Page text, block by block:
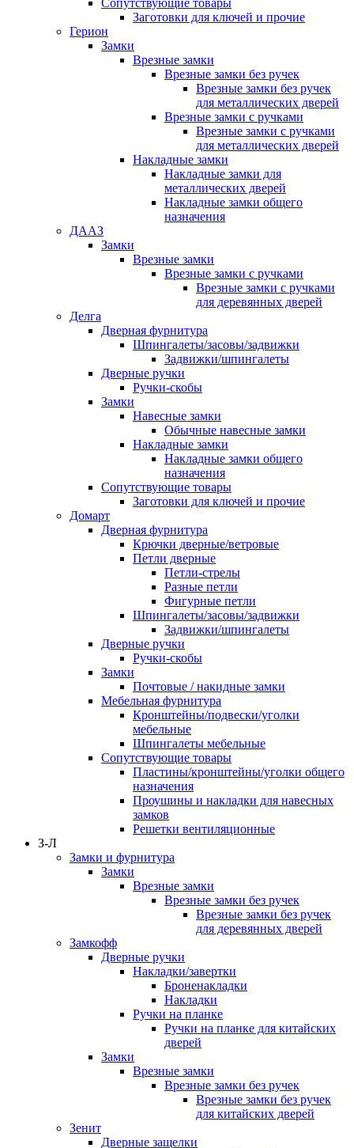
Сопутствующие товары
Заготовки для ключей и прочие
Герион
Замки
Врезные замки
Врезные замки без ручек
Врезные замки без ручек
для металлических дверей
Врезные замки с ручками
Врезные замки с ручками
для металлических дверей
Накладные замки
Накладные замки для
металлических дверей
Накладные замки общего
назначения
ДААЗ
Замки
Врезные замки
Врезные замки с ручками
Врезные замки с ручками
для деревянных дверей
Делга
Дверная фурнитура
Шпингалеты/засовы/задвижки
Задвижки/шпингалеты
Дверные ручки
Ручки-скобы
Замки
Навесные замки
Обычные навесные замки
Накладные замки
Накладные замки общего
назначения
Сопутствующие товары
Заготовки для ключей и прочие
Домарт
Дверная фурнитура
Крючки дверные/ветровые
Петли дверные
Петли-стрелы
Разные петли
Фигурные петли
Шпингалеты/засовы/задвижки
Задвижки/шпингалеты
Дверные ручки
Ручки-скобы
Замки
Почтовые / накидные замки
Мебельная фурнитура
Кронштейны/подвески/уголки
мебельные
Шпингалеты мебельные
Сопутствующие товары
Пластины/кронштейны/уголки общего
назначения
Проушины и накладки для навесных
замков
Решетки вентиляционные
З-Л
Замки и фурнитура
Замки
Врезные замки
Врезные замки без ручек
Врезные замки без ручек
для деревянных дверей
Замкофф
Дверные ручки
Накладки/завертки
Броненакладки
Накладки
Ручки на планке
Ручки на планке для китайских
дверей
Замки
Врезные замки
Врезные замки без ручек
Врезные замки без ручек
для китайских дверей
Зенит
Дверные защелки